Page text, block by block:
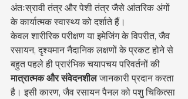
अंतःस्रावी तंत्र और पेशी तंत्र जैसे आंतरिक अंगों
के कार्यात्मक स्वास्थ्य को दर्शाते हैं।
केवल शारीरिक परीक्षण या इमेजिंग के विपरीत, जैव
रसायन, दृश्यमान नैदानिक लक्षणों के प्रकट होने से
बहुत पहले ही प्रारंभिक चयापचय परिवर्तनों की
मात्रात्मक और संवेदनशील जानकारी प्रदान करता
है। इसी कारण, जैव रसायन पैनल को पशु चिकित्सा